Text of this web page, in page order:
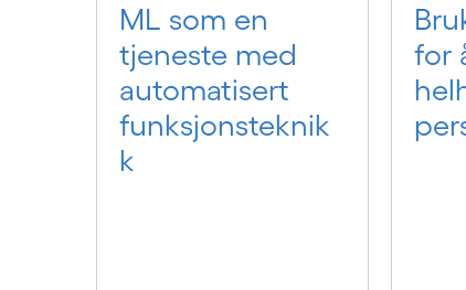
ML som en
tjeneste med
automatisert
funksjonsteknik
k
for